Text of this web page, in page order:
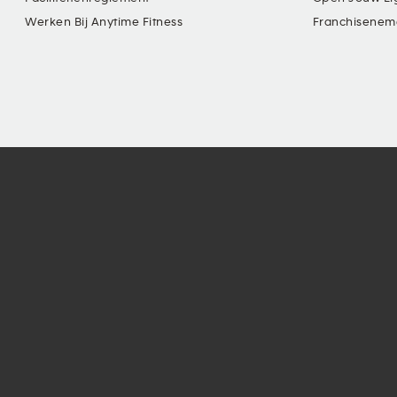
Werken Bij Anytime Fitness